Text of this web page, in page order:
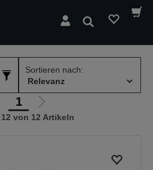
Suchen
Sortieren nach:
1
Zur
nächsten
von 12 Artikeln